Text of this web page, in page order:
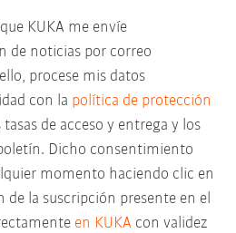
KUKA me envíe
de noticias por correo
procese mis datos
con la política de protección
tasas de acceso y entrega y los
Dicho consentimiento
momento haciendo clic en
de la suscripción presente en el
en KUKA con validez